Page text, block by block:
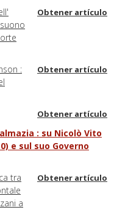
Obtener artículo
:
Obtener artículo
Obtener artículo
: su Nicolò Vito
e sul suo Governo
tra
a
Obtener artículo